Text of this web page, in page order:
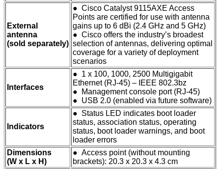
External
antenna
(sold separately)
● Cisco Catalyst 9115AXE Access
Points are certified for use with antenna
gains up to 6 dBi (2.4 GHz and 5 GHz)
● Cisco offers the industry’s broadest
selection of antennas, delivering optimal
coverage for a variety of deployment
scenarios
Interfaces
● 1 x 100, 1000, 2500 Multigigabit
Ethernet (RJ-45) – IEEE 802.3bz
● Management console port (RJ-45)
● USB 2.0 (enabled via future software)
Indicators
● Status LED indicates boot loader
status, association status, operating
status, boot loader warnings, and boot
loader errors
Dimensions
(W x L x H)
● Access point (without mounting
brackets): 20.3 x 20.3 x 4.3 cm